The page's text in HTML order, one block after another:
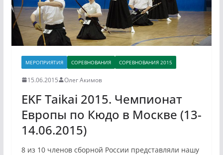
МЕРОПРИЯТИЯ СОРЕВНОВАНИЯ СОРЕВНОВАНИЯ 2015
15.06.2015 Олег Акимов
EKF Taikai 2015. Чемпионат
Европы по Кюдо в Москве (13-
14.06.2015)
8 из 10 членов сборной России представляли нашу